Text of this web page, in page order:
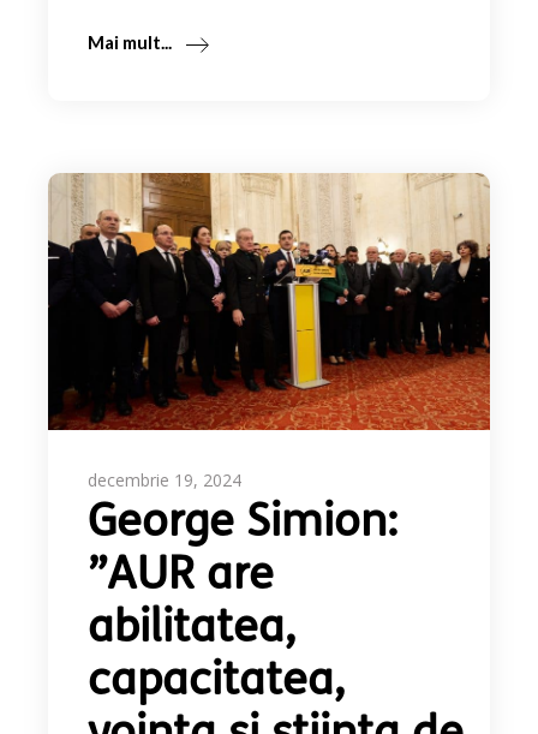
Mai mult...
decembrie 19, 2024
George Simion:
”AUR are
abilitatea,
capacitatea,